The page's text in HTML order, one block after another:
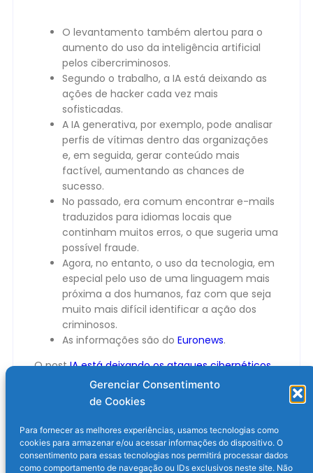
Gerenciar Consentimento
de Cookies
Para fornecer as melhores experiências, usamos tecnologias como
cookies para armazenar e/ou acessar informações do dispositivo. O
consentimento para essas tecnologias nos permitirá processar dados
como comportamento de navegação ou IDs exclusivos neste site. Não
O levantamento também alertou para o
aumento do uso da inteligência artificial
pelos cibercriminosos.
Segundo o trabalho, a IA está deixando as
ações de hacker cada vez mais
sofisticadas.
A IA generativa, por exemplo, pode analisar
perfis de vítimas dentro das organizações
e, em seguida, gerar conteúdo mais
factível, aumentando as chances de
sucesso.
No passado, era comum encontrar e-mails
traduzidos para idiomas locais que
continham muitos erros, o que sugeria uma
possível fraude.
Agora, no entanto, o uso da tecnologia, em
especial pelo uso de uma linguagem mais
próxima a dos humanos, faz com que seja
muito mais difícil identificar a ação dos
criminosos.
As informações são do Euronews.
O postIA está deixando os ataques cibernéticos
mais sofisticadosapareceu primeiro em